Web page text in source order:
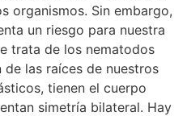
organismos. Sin embargo,
un riesgo para nuestra
trata de los nematodos
las raíces de nuestros
tienen el cuerpo
simetría bilateral. Hay